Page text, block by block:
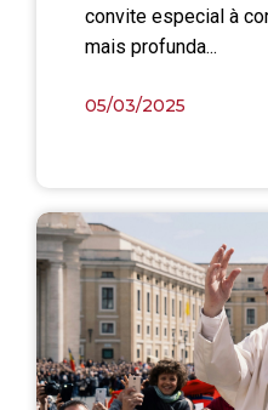
convite especial à
mais profunda...
05/03/2025